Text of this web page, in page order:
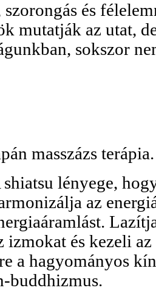
szorongás és
mutatják az utat,
sokszor
masszázs terápia.
shiatsu lényege,
az
izmokat és kezeli az
a hagyományos
buddhizmus.